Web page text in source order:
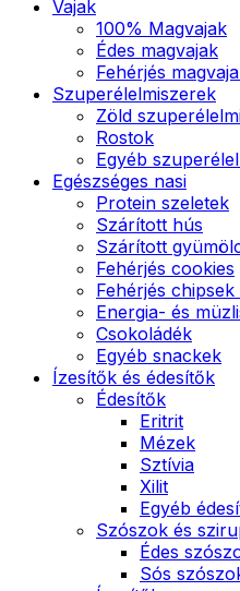
Vajak
100% Magvajak
Édes magvajak
Fehérjés
Szuperélelmiszerek
Zöld
Rostok
Egyéb
Egészséges nasi
Protein szeletek
Szárított hús
Szárított
Fehérjés cookies
Fehérjés
Energia- és
Csokoládék
Egyéb snackek
Ízesítők és édesítők
Édesítők
Eritrit
Mézek
Sztívia
Xilit
Egyéb
Szószok és
Édes
Sós